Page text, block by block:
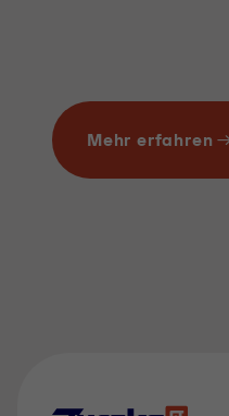
Mehr erfahren